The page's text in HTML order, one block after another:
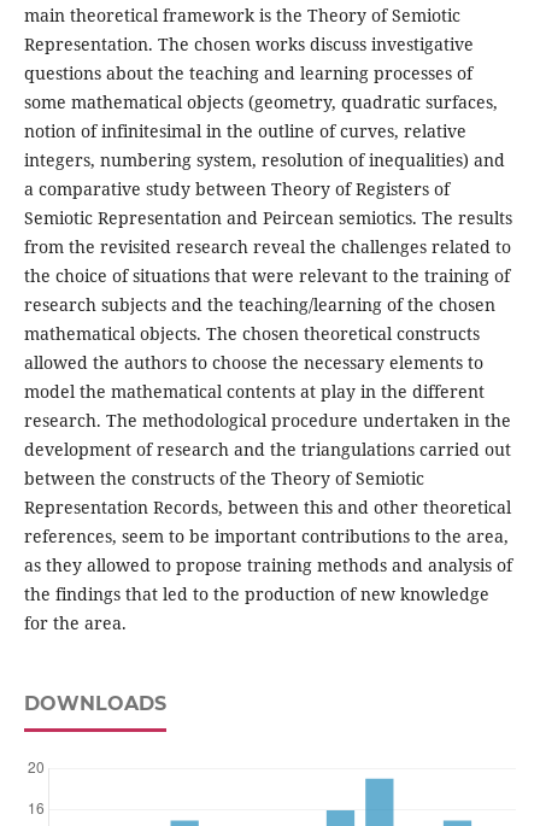
main theoretical framework is the Theory of Semiotic
Representation. The chosen works discuss investigative
questions about the teaching and learning processes of
some mathematical objects (geometry, quadratic surfaces,
notion of infinitesimal in the outline of curves, relative
integers, numbering system, resolution of inequalities) and
a comparative study between Theory of Registers of
Semiotic Representation and Peircean semiotics. The results
from the revisited research reveal the challenges related to
the choice of situations that were relevant to the training of
research subjects and the teaching/learning of the chosen
mathematical objects. The chosen theoretical constructs
allowed the authors to choose the necessary elements to
model the mathematical contents at play in the different
research. The methodological procedure undertaken in the
development of research and the triangulations carried out
between the constructs of the Theory of Semiotic
Representation Records, between this and other theoretical
references, seem to be important contributions to the area,
as they allowed to propose training methods and analysis of
the findings that led to the production of new knowledge
for the area.
DOWNLOADS